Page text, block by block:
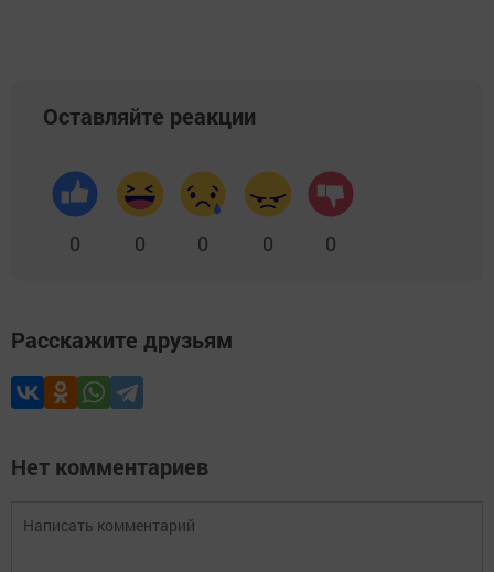
Оставляйте реакции
0 0 0 0 0
Расскажите друзьям
Нет комментариев